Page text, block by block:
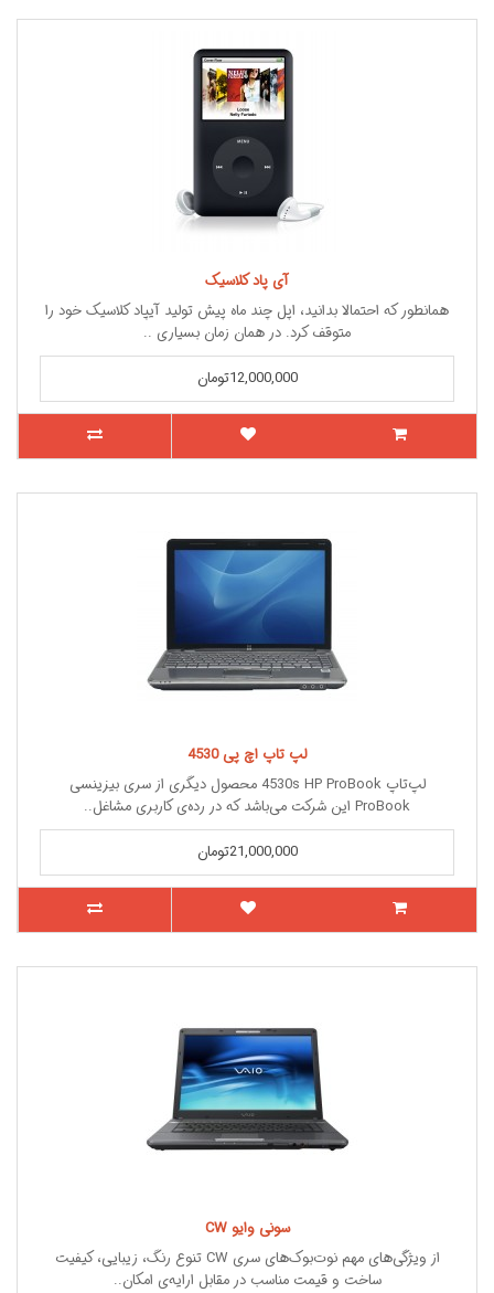
آی پاد کلاسیک
همانطور که احتمالا بدانید، اپل چند ماه پیش تولید آیپاد کلاسیک خود را
متوقف کرد. در همان زمان بسیاری ..
12,000,000تومان
لپ تاپ اچ پی 4530
لپ‌تاپ 4530s HP ProBook محصول دیگری از سری بیزینسی
ProBook این شرکت می‌باشد که در رده‌ی کاربری مشاغل..
21,000,000تومان
سونی وایو CW
از ویژگی‌های مهم نوت‌بوک‌های سری CW تنوع رنگ، زیبایی، کیفیت
ساخت و قیمت مناسب در مقابل ارایه‌ی امکان..